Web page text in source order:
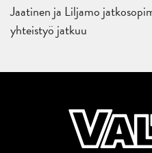
Jaatinen ja Liljamo
yhteistyö jatkuu